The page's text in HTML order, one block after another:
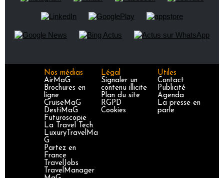
Nos médias
AirMaG
Brochures en
ligne
CruiseMaG
DestiMaG
Futuroscopie
La Travel Tech
LuxuryTravelMa
G
Partez en
France
TravelJobs
TravelManager
Légal
Signaler un
contenu illicite
Plan du site
RGPD
Cookies
Utiles
Contact
Publicité
Agenda
La presse en
parle